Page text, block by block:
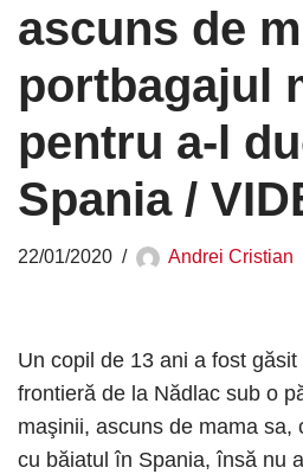
ascuns de
portbagajul
pentru a-l
Spania /
22/01/2020 Andrei Cristian
Un copil de 13 ani a fost
frontieră de la Nădlac sub o
maşinii, ascuns de mama sa,
cu băiatul în Spania, însă nu